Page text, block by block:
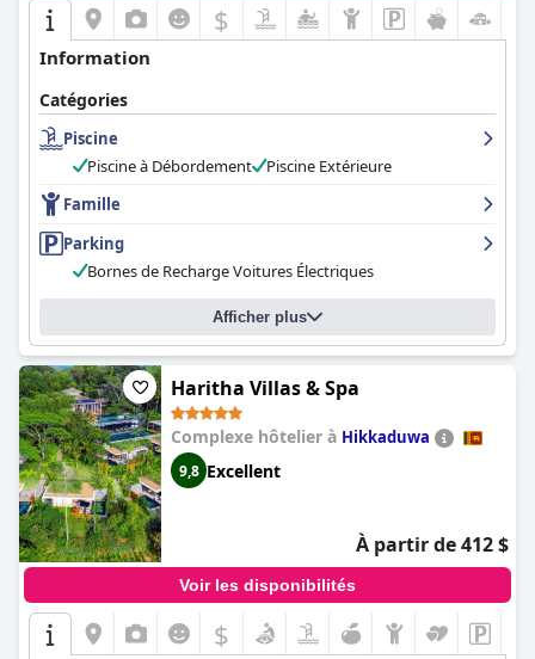
$
Information
Catégories
Piscine
Piscine à Débordement
Piscine Extérieure
Famille
Parking
Bornes de Recharge Voitures Électriques
Afficher plus
Haritha Villas & Spa
Complexe hôtelier à Hikkaduwa
9,8 Excellent
À partir de 412 $
Voir les disponibilités
$